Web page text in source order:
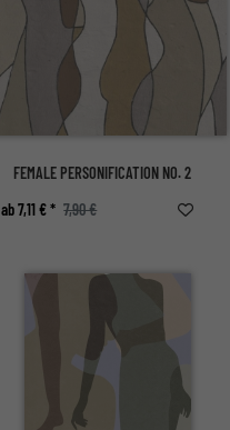
FEMALE PERSONIFICATION NO. 2
ab 7,11 € * 7,90 €